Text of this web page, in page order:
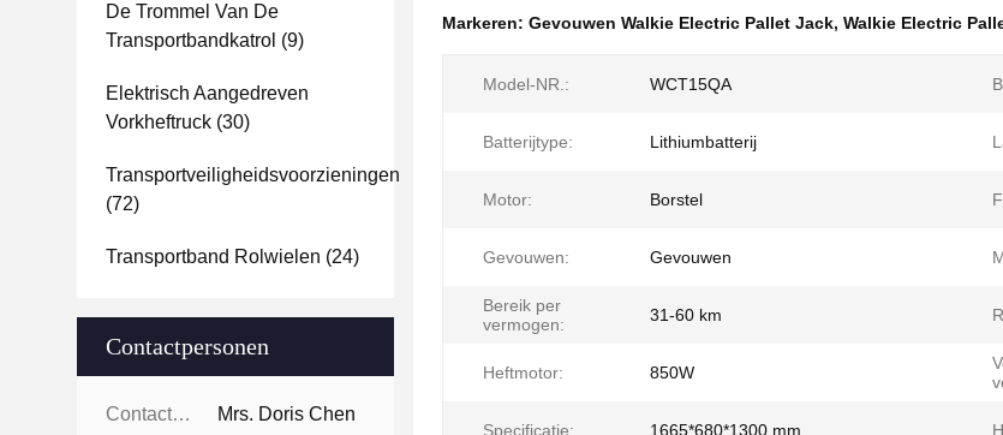
De Trommel Van De
Transportbandkatrol (9)
Elektrisch Aangedreven
Vorkheftruck (30)
Transportveiligheidsvoorzieningen
(72)
Transportband Rolwielen (24)
Contactpersonen
Contactpersonen: Mrs. Doris Chen
Markeren: Gevouwen Walkie Electric Pallet Jack, Walkie Electric
Model-NR.: WCT15QA
Batterijtype: Lithiumbatterij
Motor: Borstel
Gevouwen: Gevouwen
Bereik per
vermogen:
31-60 km
Heftmotor: 850W
Specificatie: 1665*680*1300 mm